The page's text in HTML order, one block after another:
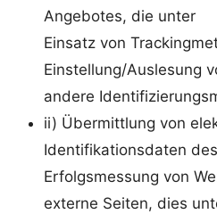
Angebotes, die unter
Einsatz von
Einstellung/Auslesung
andere
ii) Übermittlung von
Identifikationsdaten
Erfolgsmessung von
externe Seiten, dies